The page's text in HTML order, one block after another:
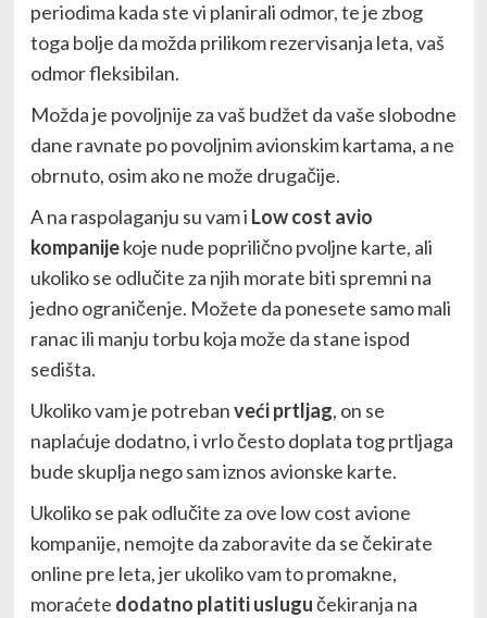
periodima kada ste vi planirali odmor, te je zbog
toga bolje da možda prilikom rezervisanja leta, vaš
odmor fleksibilan.
Možda je povoljnije za vaš budžet da vaše slobodne
dane ravnate po povoljnim avionskim kartama, a ne
obrnuto, osim ako ne može drugačije.
A na raspolaganju su vam i Low cost avio
kompanijekoje nude poprilično pvoljne karte, ali
ukoliko se odlučite za njih morate biti spremni na
jedno ograničenje. Možete da ponesete samo mali
ranac ili manju torbu koja može da stane ispod
sedišta.
Ukoliko vam je potrebanveći prtljag, on se
naplaćuje dodatno, i vrlo često doplata tog prtljaga
bude skuplja nego sam iznos avionske karte.
Ukoliko se pak odlučite za ove low cost avione
kompanije, nemojte da zaboravite da se čekirate
online pre leta, jer ukoliko vam to promakne,
moraćete dodatno platiti uslugučekiranja na